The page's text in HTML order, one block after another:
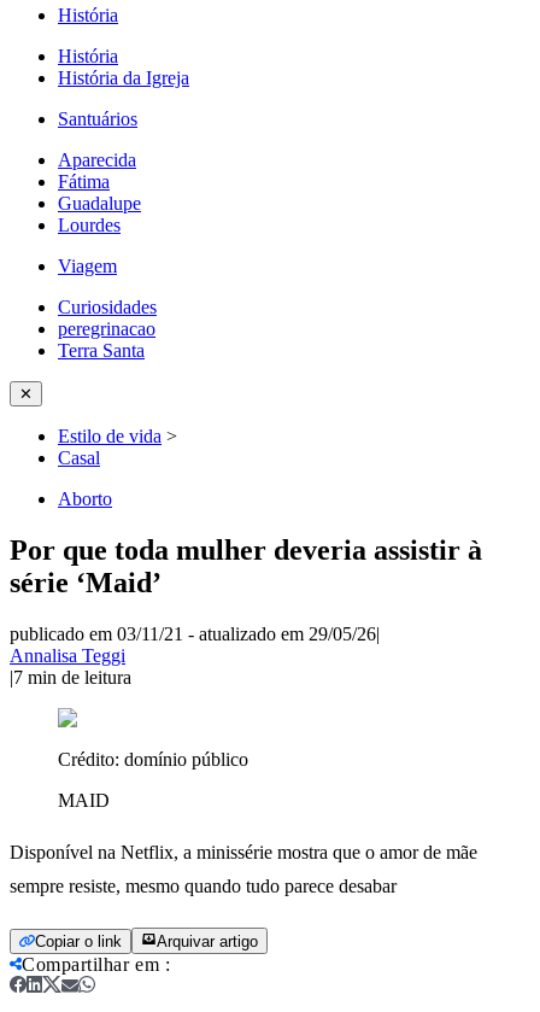
História
História
História da Igreja
Santuários
Aparecida
Fátima
Guadalupe
Lourdes
Viagem
Curiosidades
peregrinacao
Terra Santa
✕
Estilo de vida >
Casal
Aborto
Por que toda mulher deveria assistir à
série ‘Maid’
publicado em 03/11/21 - atualizado em 29/05/26|
Annalisa Teggi
|7 min de leitura
Crédito: domínio público
MAID
Disponível na Netflix, a minissérie mostra que o amor de mãe
sempre resiste, mesmo quando tudo parece desabar
Copiar o link Arquivar artigo
Compartilhar em :